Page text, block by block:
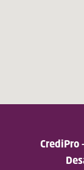
CrediPro